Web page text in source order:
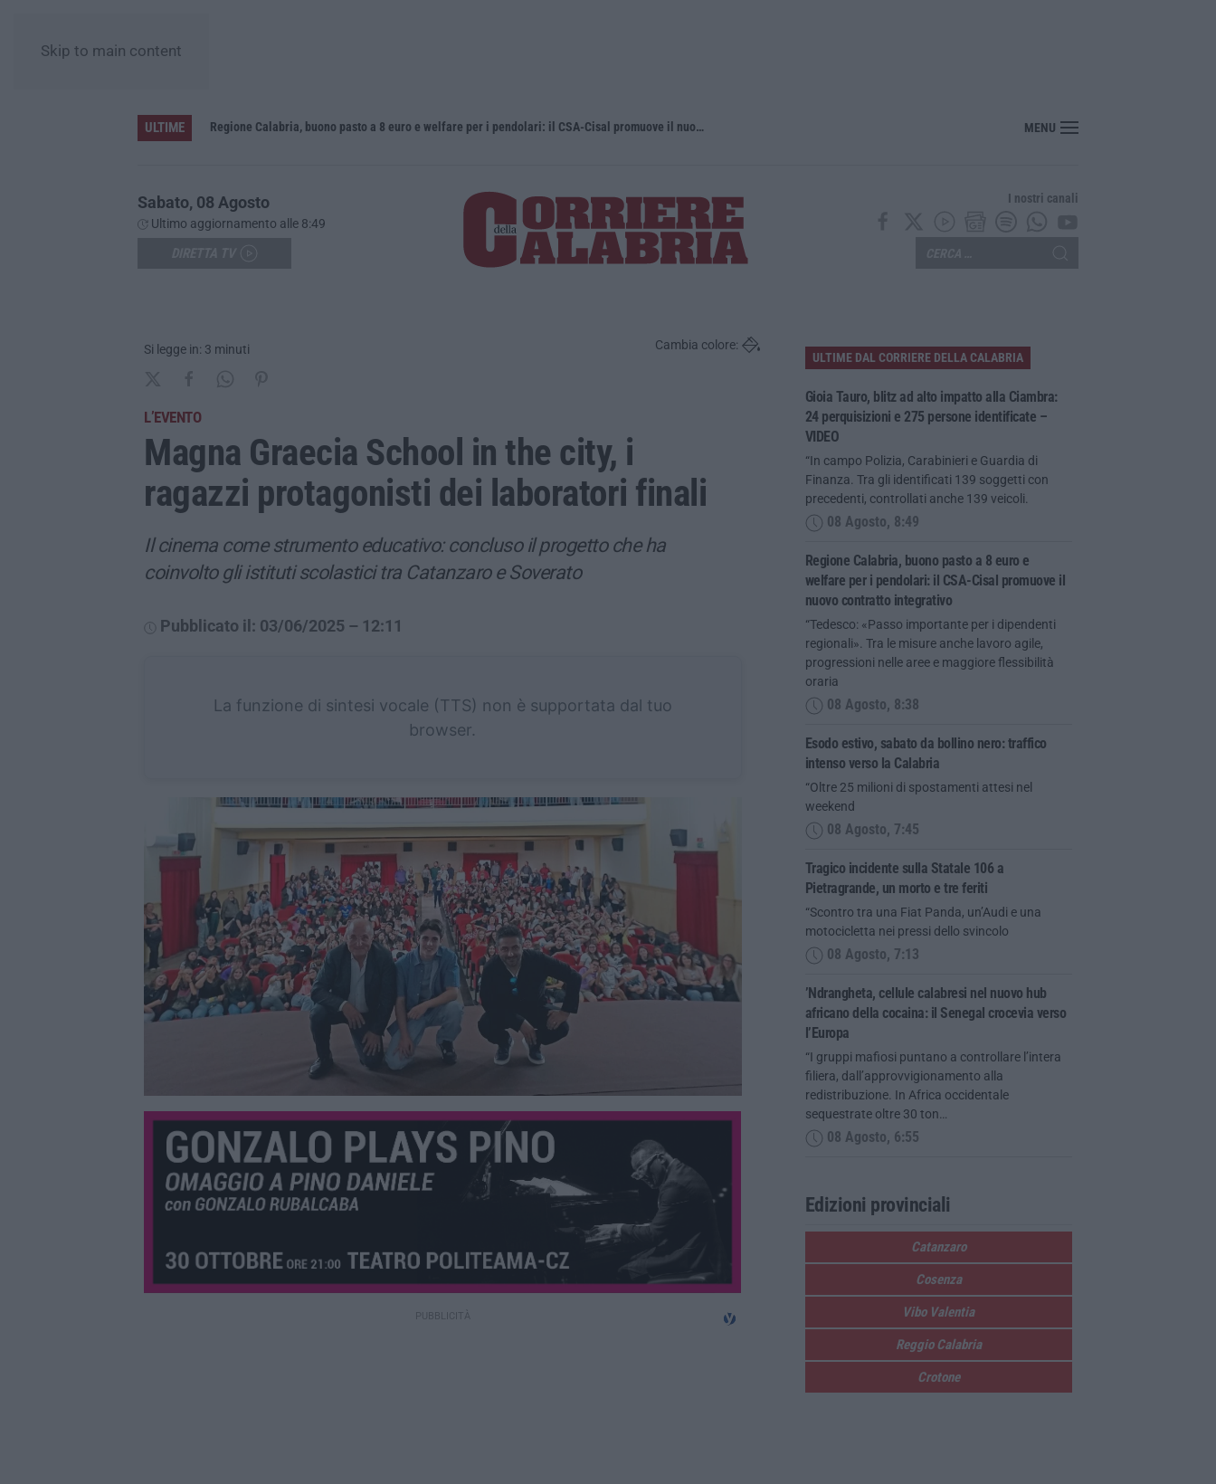
Skip to main content
ULTIME
Gioia Tauro, blitz ad alto impatto alla Ciambra: 24 perquisizioni e 275 persone identificate – VIDEO Regione Calabria, buono pasto a 8 euro e welfare per i pendolari: il CSA-Cisal promuove il nuovo contratto integrativo Esodo estivo, sabato da bollino nero: traffico intenso verso la Calabria
MENU
Sabato, 08 Agosto
Ultimo aggiornamento alle 8:49
I nostri canali
Si legge in: 3 minuti Cambia colore:
L’EVENTO
Magna Graecia School in the city, i
ragazzi protagonisti dei laboratori finali
Il cinema come strumento educativo: concluso il progetto che ha
coinvolto gli istituti scolastici tra Catanzaro e Soverato
Pubblicato il: 03/06/2025 – 12:11
La funzione di sintesi vocale (TTS) non è supportata dal tuo
browser.
ULTIME DAL CORRIERE DELLA CALABRIA
Gioia Tauro, blitz ad alto impatto alla Ciambra:
24 perquisizioni e 275 persone identificate –
VIDEO
“In campo Polizia, Carabinieri e Guardia di
Finanza. Tra gli identificati 139 soggetti con
precedenti, controllati anche 139 veicoli.
08 Agosto, 8:49
Regione Calabria, buono pasto a 8 euro e
welfare per i pendolari: il CSA-Cisal promuove il
nuovo contratto integrativo
“Tedesco: «Passo importante per i dipendenti
regionali». Tra le misure anche lavoro agile,
progressioni nelle aree e maggiore flessibilità
oraria
08 Agosto, 8:38
Esodo estivo, sabato da bollino nero: traffico
intenso verso la Calabria
“Oltre 25 milioni di spostamenti attesi nel
weekend
08 Agosto, 7:45
Tragico incidente sulla Statale 106 a
Pietragrande, un morto e tre feriti
“Scontro tra una Fiat Panda, un’Audi e una
motocicletta nei pressi dello svincolo
08 Agosto, 7:13
’Ndrangheta, cellule calabresi nel nuovo hub
africano della cocaina: il Senegal crocevia verso
l’Europa
“I gruppi mafiosi puntano a controllare l’intera
filiera, dall’approvvigionamento alla
redistribuzione. In Africa occidentale
sequestrate oltre 30 ton…
08 Agosto, 6:55
Edizioni provinciali
Catanzaro
Cosenza
Vibo Valentia
Reggio Calabria
Crotone